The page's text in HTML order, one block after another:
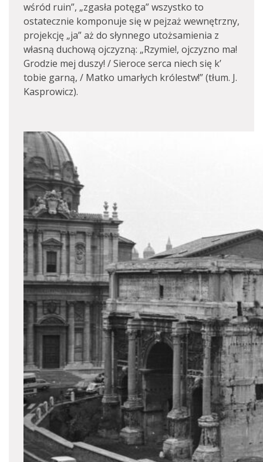
wśród ruin”, „zgasła potęga” wszystko to
ostatecznie komponuje się w pejzaż wewnętrzny,
projekcję „ja” aż do słynnego utożsamienia z
własną duchową ojczyzną: „Rzymie!, ojczyzno ma!
Grodzie mej duszy! / Sieroce serca niech się k’
tobie garną, / Matko umarłych królestw!” (tłum. J.
Kasprowicz).